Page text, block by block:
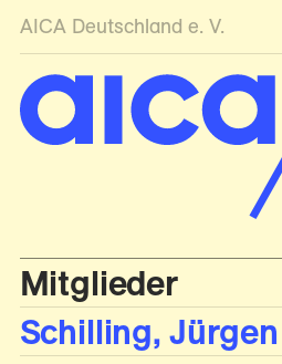
AICA Deutschland e. V.
Mitglieder
Schilling, Jürgen